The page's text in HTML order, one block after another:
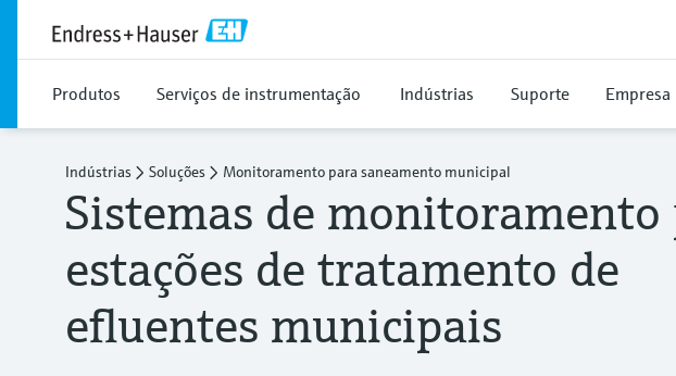
Produtos Serviços de instrumentação Indústrias Suporte Empresa
Indústrias Soluções Monitoramento para saneamento municipal
Sistemas de monitoramento
estações de tratamento de
efluentes municipais